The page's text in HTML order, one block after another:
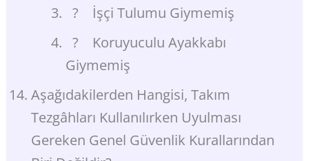
? İşçi Tulumu Giymemiş
? Koruyuculu Ayakkabı
Giymemiş
Aşağıdakilerden Hangisi, Takım
Tezgâhları Kullanılırken Uyulması
Gereken Genel Güvenlik Kurallarından